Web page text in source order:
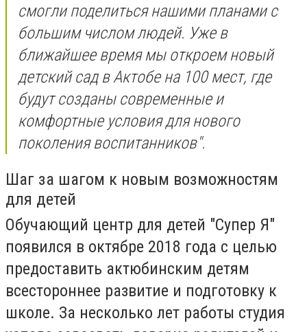
смогли поделиться нашими планами с
большим числом людей. Уже в
ближайшее время мы откроем новый
детский сад в Актобе на 100 мест, где
будут созданы современные и
комфортные условия для нового
поколения воспитанников".
Шаг за шагом к новым возможностям
для детей
Обучающий центр для детей "Супер Я"
появился в октябре 2018 года с целью
предоставить актюбинским детям
всестороннее развитие и подготовку к
школе. За несколько лет работы студия